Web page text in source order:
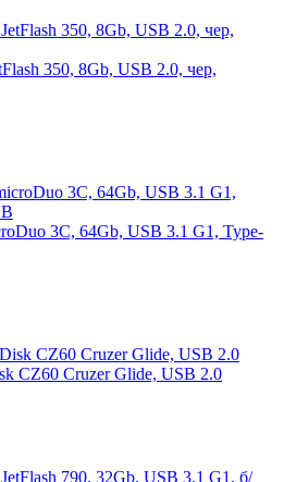
350, 8Gb, USB 2.0, чер,
3C, 64Gb, USB 3.1 G1, Type-
CZ60 Cruzer Glide, USB 2.0